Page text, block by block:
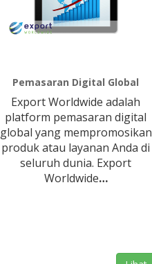
Pemasaran Digital Global
Export Worldwide adalah
platform pemasaran digital
global yang mempromosikan
produk atau layanan Anda di
seluruh dunia. Export
Worldwide…